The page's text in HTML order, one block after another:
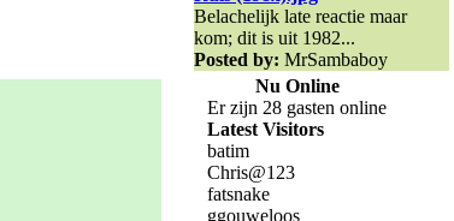
Belachelijk late reactie maar
kom; dit is uit 1982...
Posted by: MrSambaboy
Nu Online
Er zijn 28 gasten online
Latest Visitors
batim
Chris@123
fatsnake
ggouweloos